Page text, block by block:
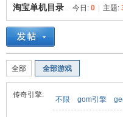
»
淘宝单机目录 今日: 0 主题:
全部 全部游戏
传奇引擎:
不限 gom引擎